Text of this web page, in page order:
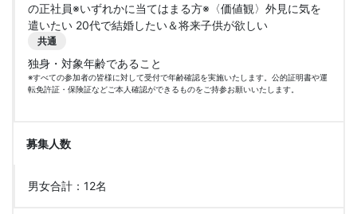
の正社員※いずれかに当てはまる方※〈価値観〉外見に気を
遣いたい 20代で結婚したい＆将来子供が欲しい
共通
独身・対象年齢であること
※すべての参加者の皆様に対して受付で年齢確認を実施いたします。公的証明書や運
転免許証・保険証などご本人確認ができるものをご持参お願いいたします。
募集人数
男女合計：12名